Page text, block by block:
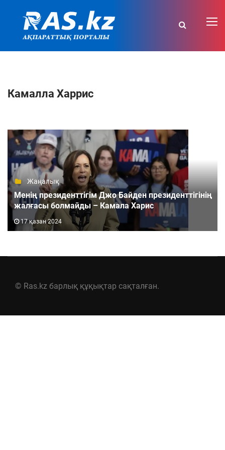
Камалла Харрис
Жаңалық
Менің президенттігім Джо Байден президенттігінің
жалғасы болмайды – Камала Харис
17 қазан 2024
© Ras.kz барлық құқықтар сақталған.